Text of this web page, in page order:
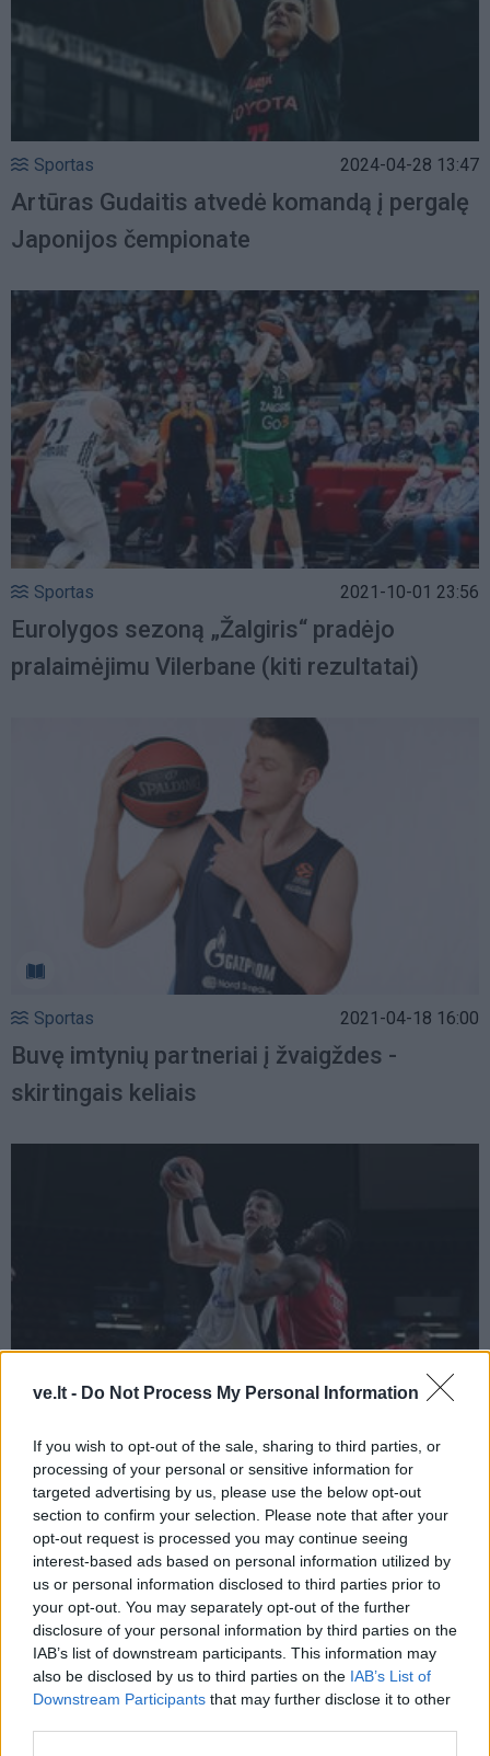
ve.lt - Do Not Process My Personal Information
If you wish to opt-out of the sale, sharing to third parties, or
processing of your personal or sensitive information for
targeted advertising by us, please use the below opt-out
section to confirm your selection. Please note that after your
opt-out request is processed you may continue seeing
interest-based ads based on personal information utilized by
us or personal information disclosed to third parties prior to
your opt-out. You may separately opt-out of the further
disclosure of your personal information by third parties on the
IAB’s list of downstream participants. This information may
also be disclosed by us to third parties on the IAB’s List of
Downstream Participants that may further disclose it to other
Sportas 2024-04-28 13:47
Artūras Gudaitis atvedė komandą į pergalę
Japonijos čempionate
Sportas 2021-10-01 23:56
Eurolygos sezoną „Žalgiris“ pradėjo
pralaimėjimu Vilerbane (kiti rezultatai)
Sportas 2021-04-18 16:00
Buvę imtynių partneriai į žvaigždes -
skirtingais keliais
Sportas 2021-02-04 23:01
Klaipėdietis - tarp lyderių Rusijoje